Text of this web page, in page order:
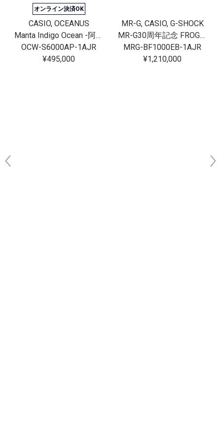
オンライン決済OK
CASIO, OCEANUS
Manta Indigo Ocean -阿波藍-
OCW-S6000AP-1AJR
¥495,000
MR-G, CASIO, G-SHOCK
MR-G30周年記念 FROGMAN[完売]
MRG-BF1000EB-1AJR
¥1,210,000